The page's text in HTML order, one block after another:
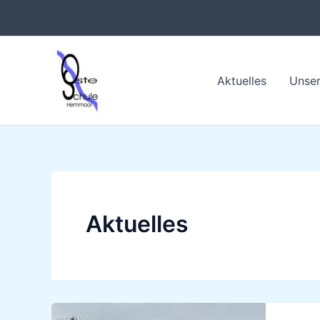
Aktuelles
Aktuelles